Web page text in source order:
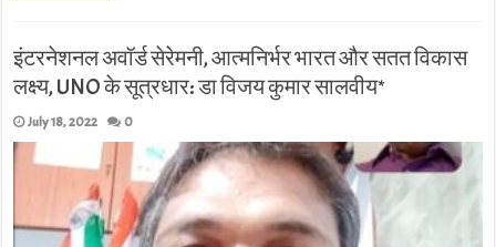
इंटरनेशनल अवॉर्ड सेरेमनी, आत्मनिर्भर भारत और सतत विकास
लक्ष्य, UNO के सूत्रधार: डा विजय कुमार सालवीय*
July 18, 2022 0